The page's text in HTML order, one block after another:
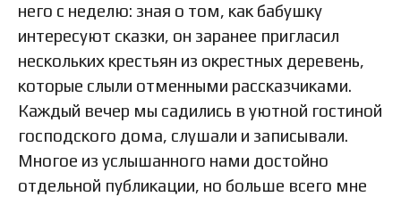
него с неделю: зная о том, как бабушку
интересуют сказки, он заранее пригласил
нескольких крестьян из окрестных деревень,
которые слыли отменными рассказчиками.
Каждый вечер мы садились в уютной гостиной
господского дома, слушали и записывали.
Многое из услышанного нами достойно
отдельной публикации, но больше всего мне